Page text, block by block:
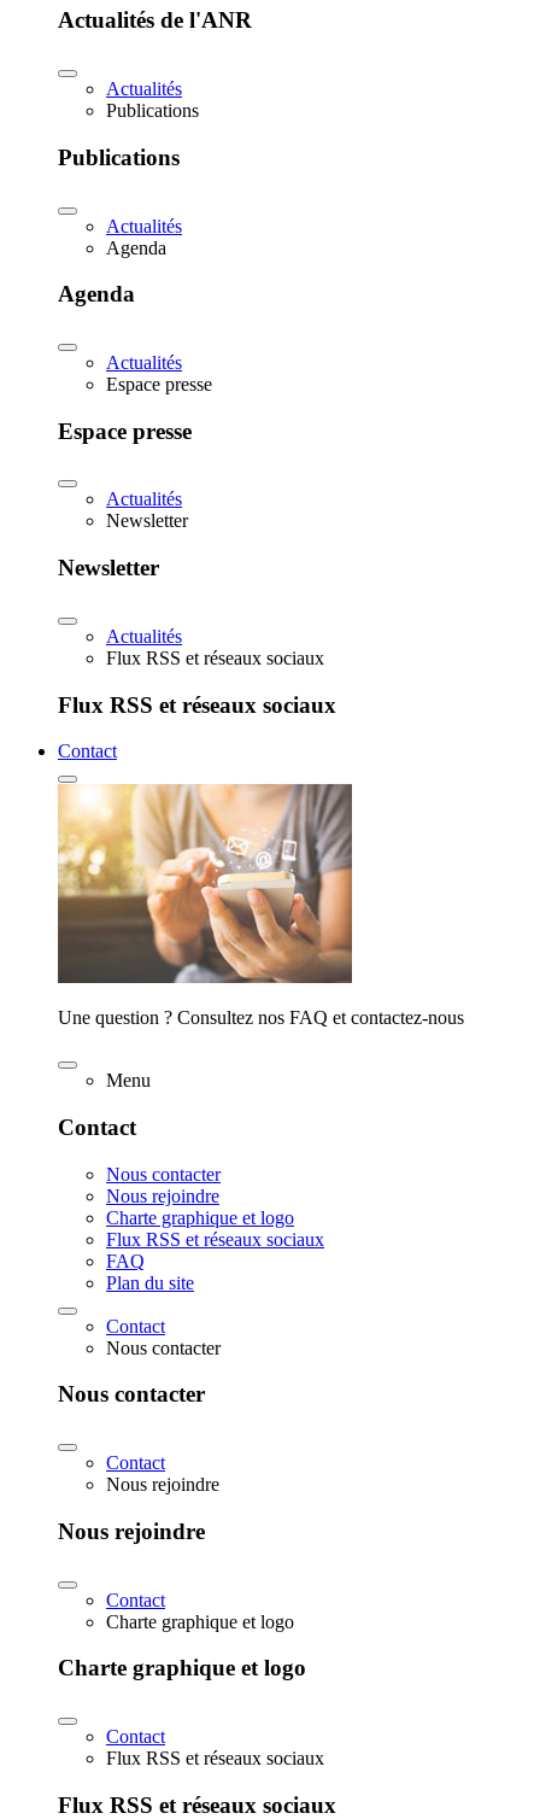
Actualités de l'ANR
Actualités
Publications
Publications
Actualités
Agenda
Agenda
Actualités
Espace presse
Espace presse
Actualités
Newsletter
Newsletter
Actualités
Flux RSS et réseaux sociaux
Flux RSS et réseaux sociaux
Contact
Une question ? Consultez nos FAQ et contactez-nous
Menu
Contact
Nous contacter
Nous rejoindre
Charte graphique et logo
Flux RSS et réseaux sociaux
FAQ
Plan du site
Contact
Nous contacter
Nous contacter
Contact
Nous rejoindre
Nous rejoindre
Contact
Charte graphique et logo
Charte graphique et logo
Contact
Flux RSS et réseaux sociaux
Flux RSS et réseaux sociaux